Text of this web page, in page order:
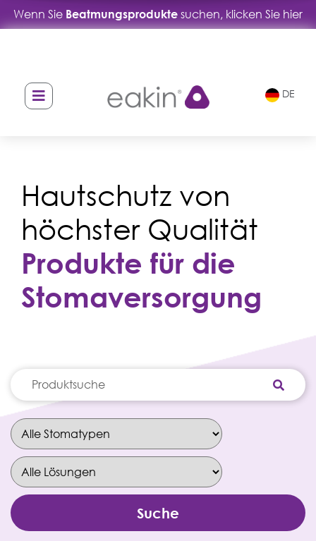
Wenn Sie Beatmungsprodukte suchen, klicken Sie hier
navigation
content
DE
Hautschutz von
höchster Qualität
Produkte für die
Stomaversorgung
Suche
nach: